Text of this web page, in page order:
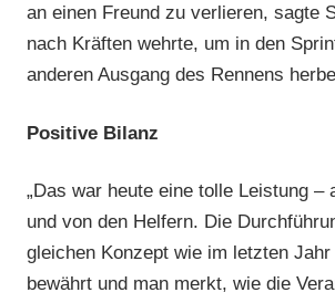
an einen Freund zu verlieren, sagte
nach Kräften wehrte, um in den
anderen Ausgang des Rennens
Positive Bilanz
„Das war heute eine tolle Leistung –
und von den Helfern. Die
gleichen Konzept wie im letzten
bewährt und man merkt, wie die